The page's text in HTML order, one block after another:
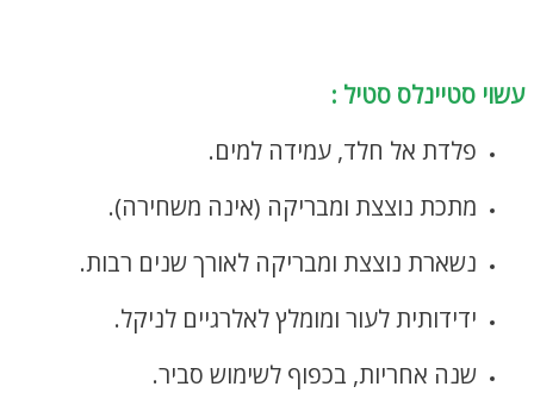
עשוי סטיינלס סטיל :
פלדת אל חלד, עמידה למים.
מתכת נוצצת ומבריקה (אינה משחירה).
נשארת נוצצת ומבריקה לאורך שנים רבות.
ידידותית לעור ומומלץ לאלרגיים לניקל.
שנה אחריות, בכפוף לשימוש סביר.